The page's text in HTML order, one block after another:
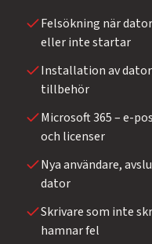
Felsökning när
eller inte startar
Installation av
tillbehör
Microsoft 365 – e-
och licenser
Nya användare,
dator
Skrivare som inte
hamnar fel